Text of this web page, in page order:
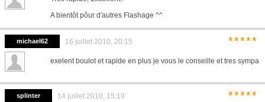
A bientôt pôur d'autres Flashage ^^
michael62 16 juillet 2010, 20:15 *****
exelent boulot et rapide en plus je vous le conseille et tres sympa
splinter 14 juillet 2010, 15:19 *****